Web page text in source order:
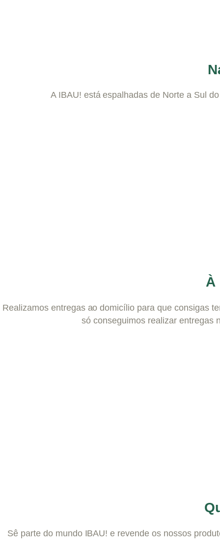
A IBAU! está espalhadas de Norte a Sul
À
Realizamos entregas ao domicílio para que consigas
só conseguimos realizar entregas
Sê parte do mundo IBAU! e revende os nossos